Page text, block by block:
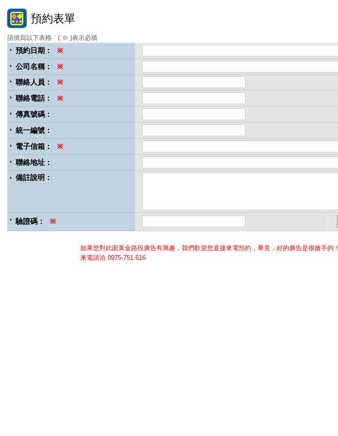
預約表單
請填寫以下表格 ( ※ )表示必填
預約日期：
※
公司名稱：
※
聯絡人員：
※
聯絡電話：
※
傳真號碼：
統一編號：
電子信箱：
※
聯絡地址：
備註說明：
驗證碼： ※
如果您對此面黃金路段廣告有興趣，我們歡迎您直接來電預約，畢竟，好的廣告是很搶手的！
來電請洽 0975-751 616